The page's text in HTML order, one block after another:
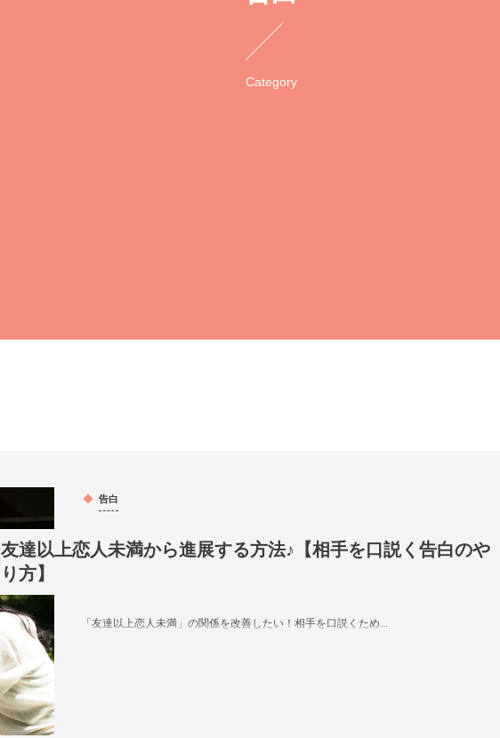
Category
告白
友達以上恋人未満から進展する方法♪【相手を口説く告白のや
り方】
「友達以上恋人未満」の関係を改善したい！相手を口説くため...